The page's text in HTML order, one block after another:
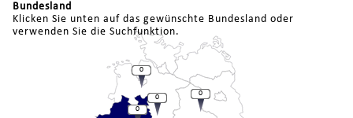
Bundesland
Klicken Sie unten auf das gewünschte Bundesland oder
verwenden Sie die Suchfunktion.
0
0
0
0